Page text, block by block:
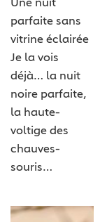
Une nuit
parfaite sans
vitrine éclairée
Je la vois
déjà… la nuit
noire parfaite,
la haute-
voltige des
chauves-
souris…